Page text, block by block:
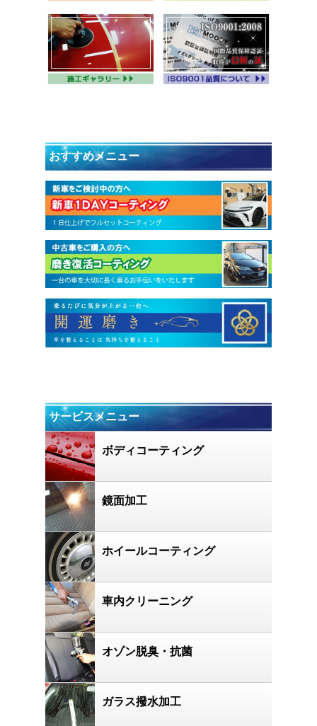
おすすめメニュー
サービスメニュー
ボディコーティング
鏡面加工
ホイールコーティング
車内クリーニング
オゾン脱臭・抗菌
ガラス撥水加工